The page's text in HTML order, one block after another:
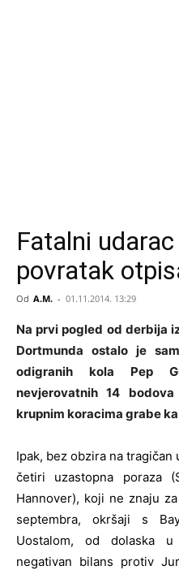
Fatalni
povratak
Od A.M. - 01.11.2014. 13:29
Na prvi pogled od derbija
Dortmunda ostalo je
odigranih kola Pep
nevjerovatnih 14
krupnim koracima grabe
Ipak, bez obzira na
četiri uzastopna poraza
Hannover), koji ne znaju
septembra, okršaji s
Uostalom, od dolaska u
negativan bilans protiv